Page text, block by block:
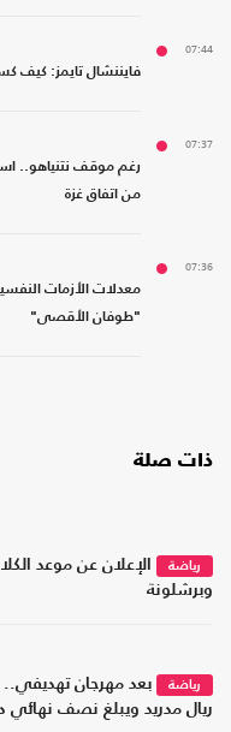
07:44
فايننشال تايمز: كيف
07:37
رغم موقف نتنياهو..
من اتفاق غزة
07:36
معدلات الأزمات
"طوفان الأقصى"
ذات صلة
رياضة
الإعلان عن موعد
وبرشلونة
رياضة
بعد مهرجان تهديفي..
ريال مدريد ويبلغ نصف نهائي